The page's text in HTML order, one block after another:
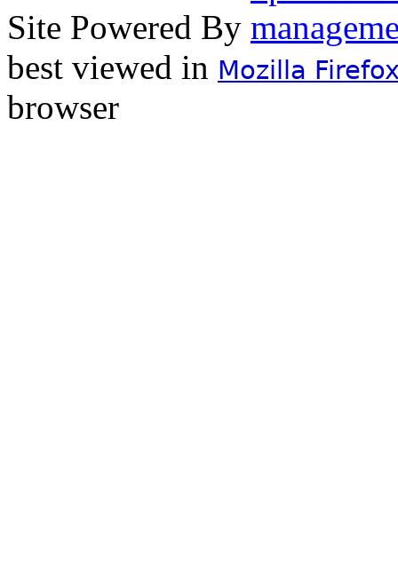
Site Powered By
best viewed in Mozilla
browser